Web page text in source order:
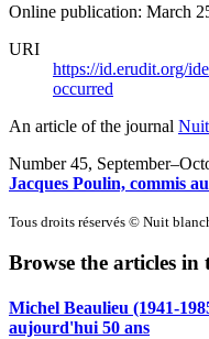
Online publication: March
URI
https://id.erudit.org/
occurred
An article of the journal
Number 45,
Jacques Poulin, commis
Tous droits réservés © Nuit
Browse the articles in
Michel Beaulieu (1941-
aujourd'hui 50 ans